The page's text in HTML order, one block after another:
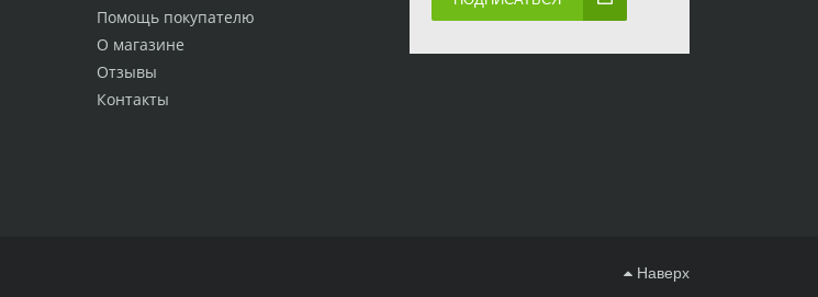
Помощь покупателю
О магазине
Отзывы
Контакты
Наверх